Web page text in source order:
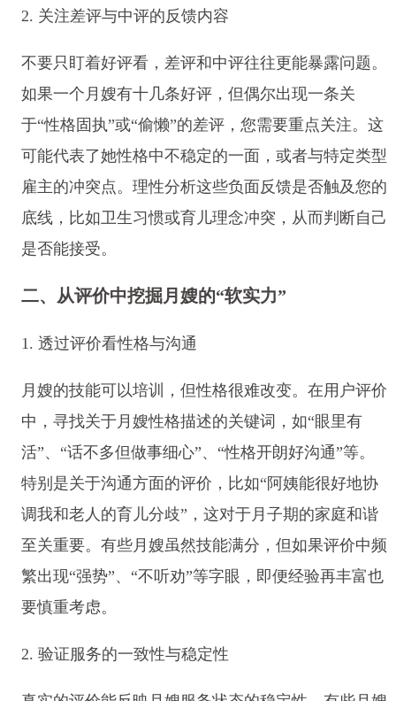
2. 关注差评与中评的反馈内容
不要只盯着好评看，差评和中评往往更能暴露问题。
如果一个月嫂有十几条好评，但偶尔出现一条关
于“性格固执”或“偷懒”的差评，您需要重点关注。这
可能代表了她性格中不稳定的一面，或者与特定类型
雇主的冲突点。理性分析这些负面反馈是否触及您的
底线，比如卫生习惯或育儿理念冲突，从而判断自己
是否能接受。
二、从评价中挖掘月嫂的“软实力”
1. 透过评价看性格与沟通
月嫂的技能可以培训，但性格很难改变。在用户评价
中，寻找关于月嫂性格描述的关键词，如“眼里有
活”、“话不多但做事细心”、“性格开朗好沟通”等。
特别是关于沟通方面的评价，比如“阿姨能很好地协
调我和老人的育儿分歧”，这对于月子期的家庭和谐
至关重要。有些月嫂虽然技能满分，但如果评价中频
繁出现“强势”、“不听劝”等字眼，即便经验再丰富也
要慎重考虑。
2. 验证服务的一致性与稳定性